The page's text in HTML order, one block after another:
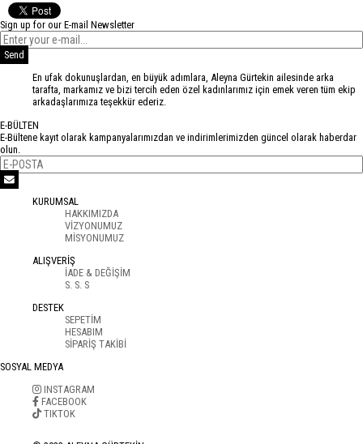
Sign up for our E-mail Newsletter
Send
En ufak dokunuşlardan, en büyük adımlara, Aleyna Gürtekin ailesinde arka
tarafta, markamız ve bizi tercih eden özel kadınlarımız için emek veren tüm ekip
arkadaşlarımıza teşekkür ederiz.
E-BÜLTEN
E-Bültene kayıt olarak kampanyalarımızdan ve indirimlerimizden güncel olarak haberdar
olun.
KURUMSAL
HAKKIMIZDA
VİZYONUMUZ
MİSYONUMUZ
ALIŞVERİŞ
İADE & DEĞİŞİM
S. S. S
DESTEK
SEPETİM
HESABIM
SİPARİŞ TAKİBİ
SOSYAL MEDYA
INSTAGRAM
FACEBOOK
TIKTOK